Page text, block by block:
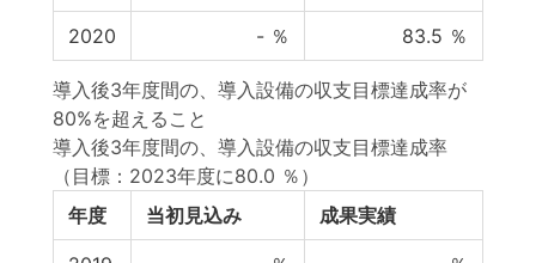
2020 - ％ 83.5 ％
導入後3年度間の、導入設備の収支目標達成率が
80%を超えること
導入後3年度間の、導入設備の収支目標達成率
（目標：2023年度に80.0 ％）
年度
当初見込み 成果実績